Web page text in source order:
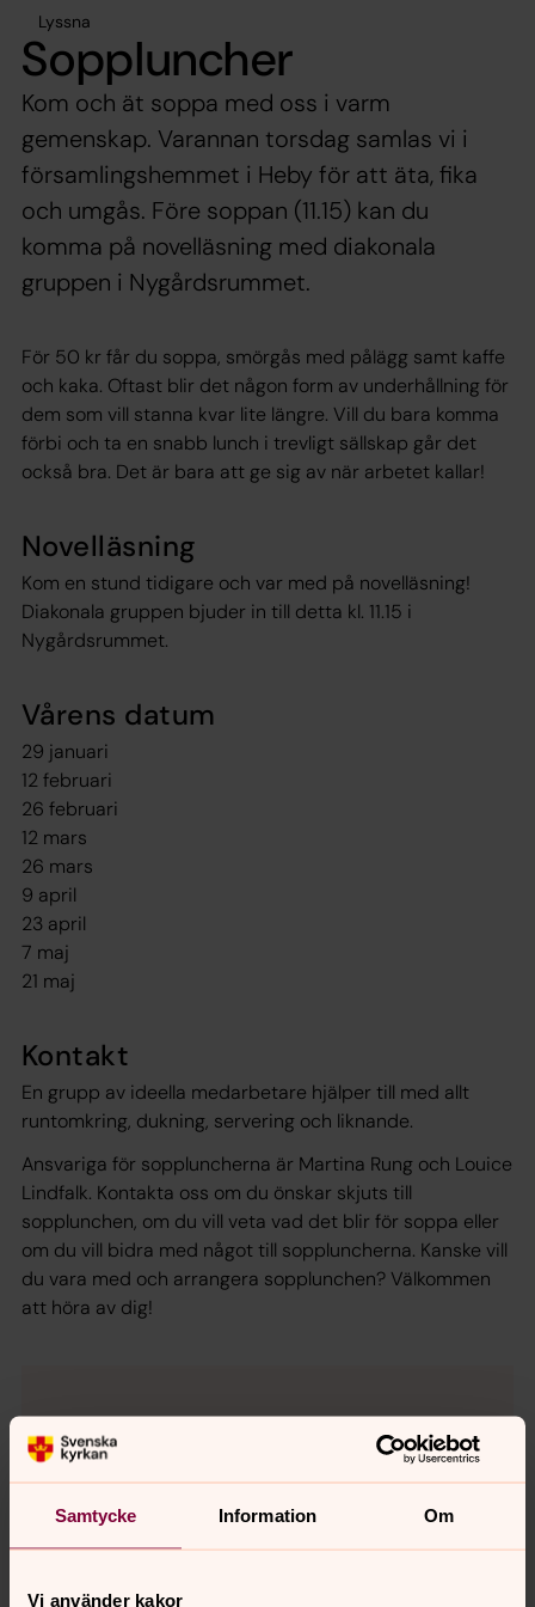
Samtycke Information Om
Vi använder kakor
Lyssna
Soppluncher
Kom och ät soppa med oss i varm
gemenskap. Varannan torsdag samlas vi i
församlingshemmet i Heby för att äta, fika
och umgås. Före soppan (11.15) kan du
komma på novelläsning med diakonala
gruppen i Nygårdsrummet.
För 50 kr får du soppa, smörgås med pålägg samt kaffe
och kaka. Oftast blir det någon form av underhållning för
dem som vill stanna kvar lite längre. Vill du bara komma
förbi och ta en snabb lunch i trevligt sällskap går det
också bra. Det är bara att ge sig av när arbetet kallar!
Novelläsning
Kom en stund tidigare och var med på novelläsning!
Diakonala gruppen bjuder in till detta kl. 11.15 i
Nygårdsrummet.
Vårens datum
29 januari
12 februari
26 februari
12 mars
26 mars
9 april
23 april
7 maj
21 maj
Kontakt
En grupp av ideella medarbetare hjälper till med allt
runtomkring, dukning, servering och liknande.
Ansvariga för soppluncherna är Martina Rung och Louice
Lindfalk. Kontakta oss om du önskar skjuts till
sopplunchen, om du vill veta vad det blir för soppa eller
om du vill bidra med något till soppluncherna. Kanske vill
du vara med och arrangera sopplunchen? Välkommen
att höra av dig!